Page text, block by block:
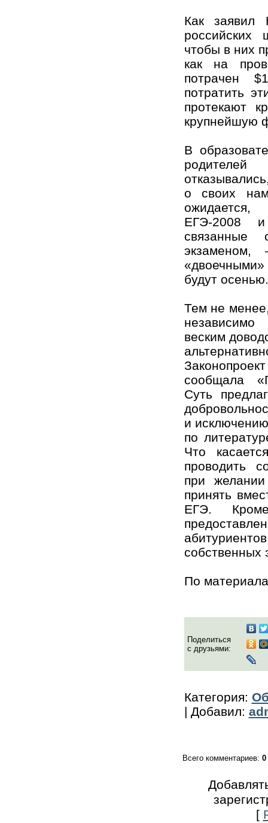
Как
чтобы в них
как на
потрачен
потратить
протекают
крупнейшую
В
о своих
ожидается,
ЕГЭ-2008
связанные
«двоечными»
будут осенью.
Тем не
веским
сообщала
Суть
и
по
Что
проводить
при
принять
ЕГЭ. Кроме
собственных
По
Поделиться
с друзьями:
Категория:
| Добавил:
Всего комментариев: 0
[